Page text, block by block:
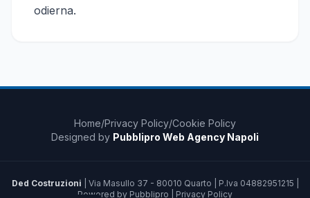
odierna.
Home/Privacy Policy/Cookie Policy
Designed by Pubblipro Web Agency Napoli
Ded Costruzioni | Via Masullo 37 - 80010 Quarto | P.Iva 04882951215 |
Powered by Pubblipro | Privacy Policy